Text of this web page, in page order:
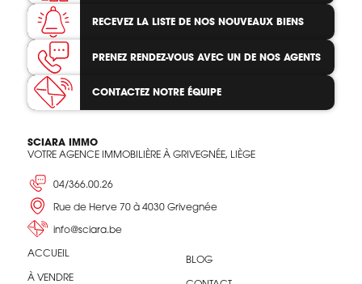
RECEVEZ LA LISTE DE NOS NOUVEAUX BIENS
PRENEZ RENDEZ-VOUS AVEC UN DE NOS AGENTS
CONTACTEZ NOTRE ÉQUIPE
SCIARA IMMO
VOTRE AGENCE IMMOBILIÈRE À GRIVEGNÉE, LIÈGE
04/366.00.26
Rue de Herve 70 à 4030 Grivegnée
info@sciara.be
ACCUEIL
À VENDRE
BLOG